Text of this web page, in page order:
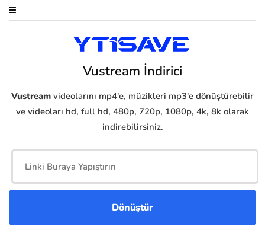
Vustream İndirici
Vustream videolarını mp4'e, müzikleri mp3'e dönüştürebilir
ve videoları hd, full hd, 480p, 720p, 1080p, 4k, 8k olarak
indirebilirsiniz.